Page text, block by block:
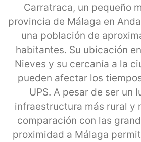
Carratraca, un pequeño
provincia de Málaga en
una población de
habitantes. Su ubicación
Nieves y su cercanía a la
pueden afectar los
UPS. A pesar de ser un
infraestructura más rural y
comparación con las
proximidad a Málaga